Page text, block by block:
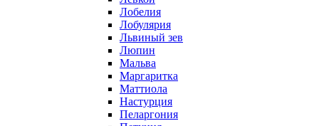
Лобелия
Лобулярия
Львиный зев
Люпин
Мальва
Маргаритка
Маттиола
Настурция
Пеларгония